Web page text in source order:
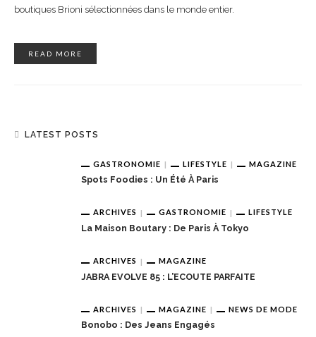
boutiques Brioni sélectionnées dans le monde entier.
READ MORE
LATEST POSTS
GASTRONOMIE LIFESTYLE MAGAZINE
Spots Foodies : Un Été À Paris
ARCHIVES GASTRONOMIE LIFESTYLE
La Maison Boutary : De Paris À Tokyo
ARCHIVES MAGAZINE
JABRA EVOLVE 85 : L’ECOUTE PARFAITE
ARCHIVES MAGAZINE NEWS DE MODE
Bonobo : Des Jeans Engagés